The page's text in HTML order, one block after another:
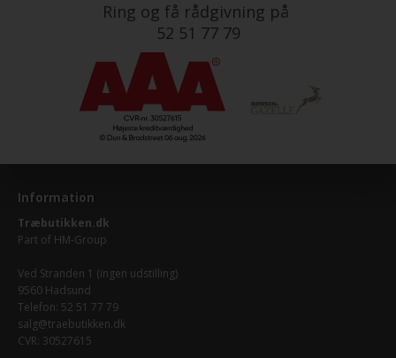
Ring og få rådgivning på
52 51 77 79
Information
Træbutikken.dk
Part of HM-Group
Ved Stranden 1 (ingen udstilling)
9560 Hadsund
Telefon: 52 51 77 79
salg@traebutikken.dk
CVR: 30527615